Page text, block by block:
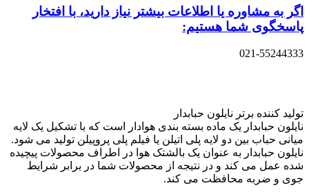
اگر به مشاوره یا اطلاعات بیشتر نیاز دارید، با افتخار
پاسخگوی شما هستیم:
021-55244333
تولید کننده برتر نایلون حبابدار
نایلون حبابدار یک ماده بسته بندی هوادار است که با تشکیل یک لایه
میانی حباب بین دو لایه پلی اتیلن یا فیلم پلی پروپیلن تولید می شود.
نایلون حبابدار به عنوان یک بالشتک هوا در اطراف محصولات پیچیده
شده عمل می کند و در نتیجه از محصولات شما در برابر شرایط
جوی و ضربه محافظت می کند.